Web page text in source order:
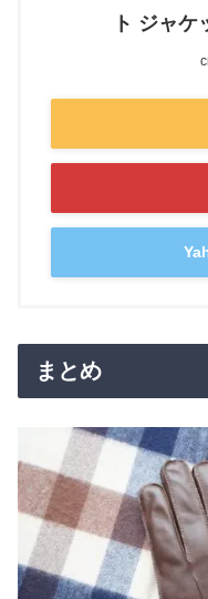
ト ジャ
まとめ